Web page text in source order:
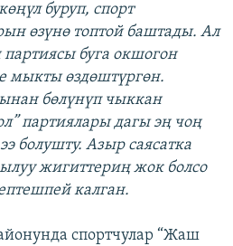
буруп, спорт
өзүнө топтой баштады. Ал
буга окшогон
мыкты өздөштүргөн.
бөлүнүп чыккан
партиялары дагы эң чоң
болушту. Азыр саясатка
жигиттериң жок болсо
калган.
спортчулар “Жаш